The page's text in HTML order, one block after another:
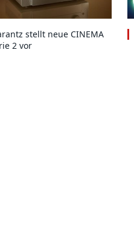
stellt neue CINEMA
2 vor